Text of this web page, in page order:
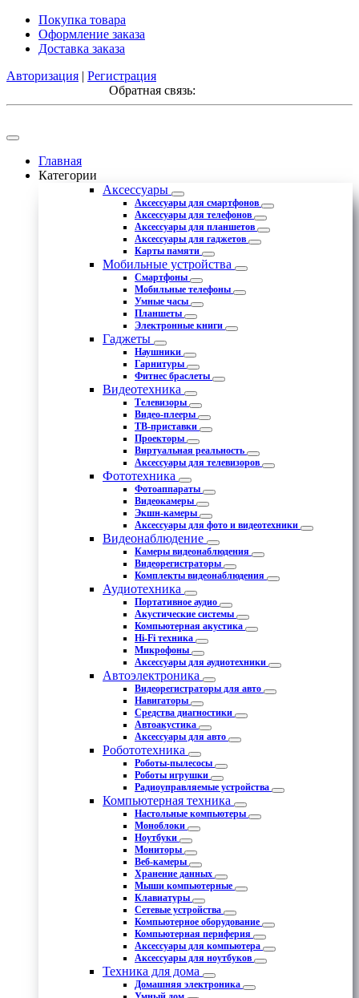
Покупка товара
Оформление заказа
Доставка заказа
Авторизация | Регистрация
Обратная связь:
Главная
Категории
Аксессуары
Аксессуары для смартфонов
Аксессуары для телефонов
Аксессуары для планшетов
Аксессуары для гаджетов
Карты памяти
Мобильные устройства
Смартфоны
Мобильные телефоны
Умные часы
Планшеты
Электронные книги
Гаджеты
Наушники
Гарнитуры
Фитнес браслеты
Видеотехника
Телевизоры
Видео-плееры
ТВ-приставки
Проекторы
Виртуальная реальность
Аксессуары для телевизоров
Фототехника
Фотоаппараты
Видеокамеры
Экшн-камеры
Аксессуары для фото и видеотехники
Видеонаблюдение
Камеры видеонаблюдения
Видеорегистраторы
Комплекты видеонаблюдения
Аудиотехника
Портативное аудио
Акустические системы
Компьютерная акустика
Hi-Fi техника
Микрофоны
Аксессуары для аудиотехники
Автоэлектроника
Видеорегистраторы для авто
Навигаторы
Средства диагностики
Автоакустика
Аксессуары для авто
Робототехника
Роботы-пылесосы
Роботы игрушки
Радиоуправляемые устройства
Компьютерная техника
Настольные компьютеры
Моноблоки
Ноутбуки
Мониторы
Веб-камеры
Хранение данных
Мыши компьютерные
Клавиатуры
Сетевые устройства
Компьютерное оборудование
Компьютерная периферия
Аксессуары для компьютера
Аксессуары для ноутбуков
Техника для дома
Домашняя электроника